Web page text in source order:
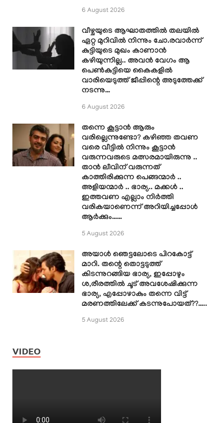
6 August 2026
വീഴ്ചയുടെ ആഘാതത്തിൽ തലയിൽ
ഏറ്റ മുറിവിൽ നിന്നും ചോ.രവാർന്ന്
കുട്ടിയുടെ മുഖം കാണാൻ
കഴിയുന്നില്ല.. അവൻ വേഗം ആ
പെൺകുട്ടിയെ കൈകളിൽ
വാരിയെടുത്ത് ജീപ്പിന്റെ അടുത്തേക്ക്
നടന്നു…
6 August 2026
തന്നെ കൂട്ടാൻ ആരും
വരില്ലെന്നുണ്ടോ? കഴിഞ്ഞ തവണ
വരെ വീട്ടിൽ നിന്നും കൂട്ടാൻ
വരുന്നവരുടെ മത്സരമായിരുന്നു ..
താൻ ലീവിന് വരുന്നത്
കാത്തിരിക്കുന്ന പെങ്ങന്മാർ ..
അളിയന്മാർ .. ഭാര്യ.. മക്കൾ ..
ഇത്തവണ എല്ലാം നിർത്തി
വരികയാണെന്ന് അറിയിച്ചപ്പോൾ
ആർക്കും……
5 August 2026
അയാൾ ഞെട്ടലോടെ പിറകോട്ട്
മാറി. തന്റെ തൊട്ടടുത്ത്
കിടന്നുറങ്ങിയ ഭാര്യ, ഇപ്പോഴും
ശ,രീരത്തിൽ ചൂട് അവശേഷിക്കുന്ന
ഭാര്യ, എപ്പോഴാകും തന്നെ വിട്ട്
മരണത്തിലേക്ക് കടന്നുപോയത്??…..
5 August 2026
VIDEO